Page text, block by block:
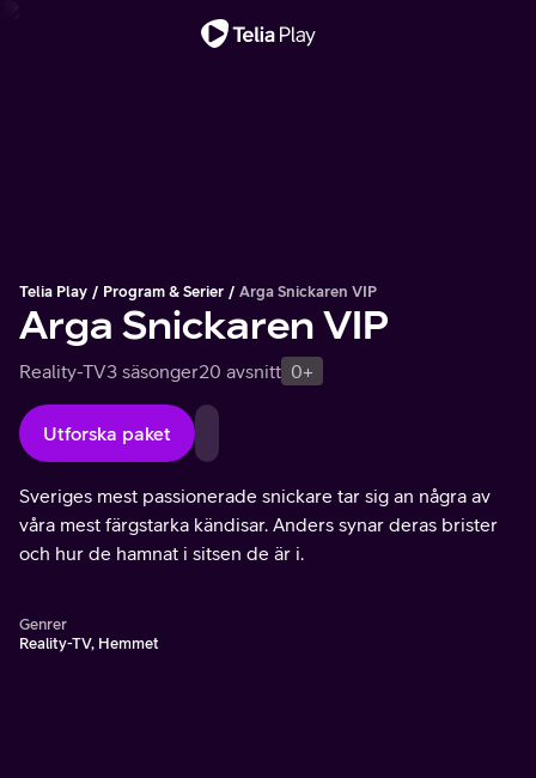
Telia Play Program & Serier Arga Snickaren VIP
Arga Snickaren VIP
Reality-TV3 säsonger20 avsnitt 0+
Utforska paket
Sveriges mest passionerade snickare tar sig an några av
våra mest färgstarka kändisar. Anders synar deras brister
och hur de hamnat i sitsen de är i.
Genrer
Reality-TV, Hemmet